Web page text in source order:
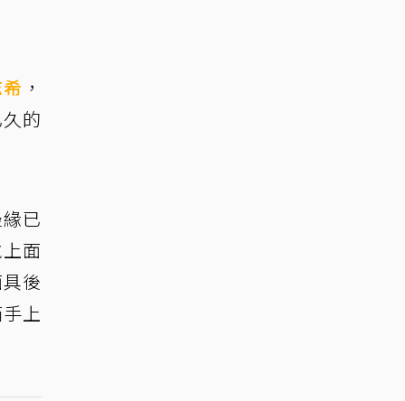
，
的
已
面
後
上